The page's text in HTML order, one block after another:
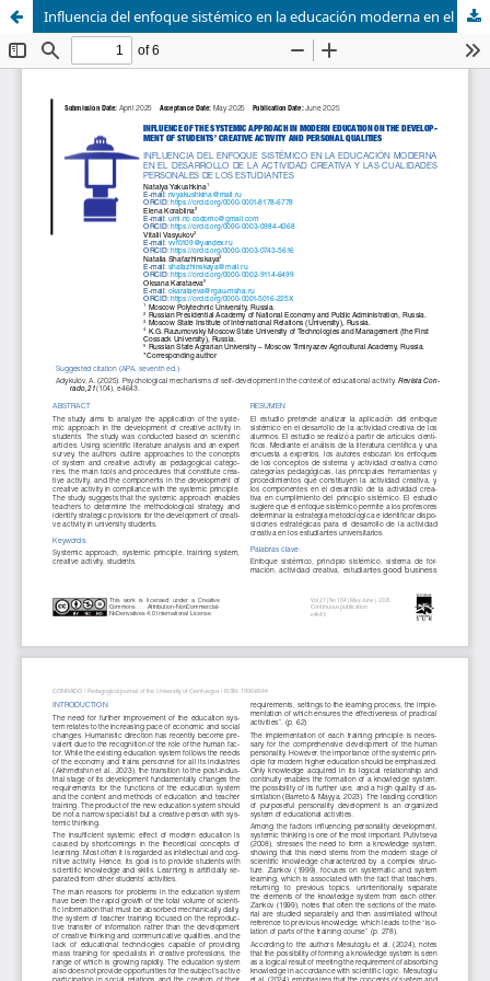
Influencia del enfoque sistémico en la educación moderna en el desarrollo de la actividad creativa y las cualidades personales de los estudiantes